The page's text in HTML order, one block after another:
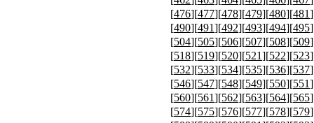
[476][477][478][479][480][481
[490][491][492][493][494][495
[504][505][506][507][508][509
[518][519][520][521][522][523
[532][533][534][535][536][537
[546][547][548][549][550][551
[560][561][562][563][564][565
[574][575][576][577][578][579